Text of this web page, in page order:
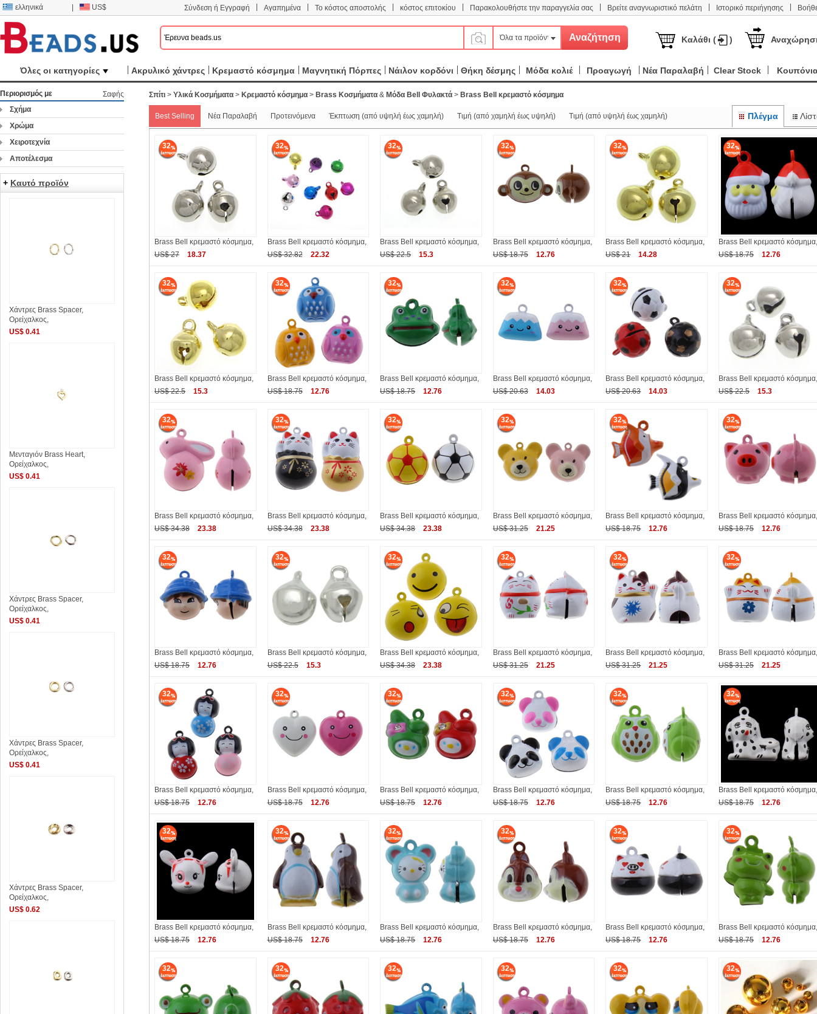
ελληνικά US$ Σύνδεση ή Εγγραφή Αγαπημένα Το κόστος αποστολής κόστος επιτοκίου Παρακολουθήστε την παραγγελία σας Βρείτε αναγνωριστικό πελάτη Ιστορικό περιήγησης
Όλα τα προϊόντα Καλάθι ( )
Όλες οι κατηγορίες Ακρυλικό χάντρες Κρεμαστό κόσμημα Μαγνητική Πόρπες Νάιλον κορδόνι Θήκη δέσμης Μόδα κολιέ Προαγωγή Νέα Παραλαβή Clear Stock
Σπίτι> Υλικά Κοσμήματα> Κρεμαστό κόσμημα> Brass Κοσμήματα& Μόδα Bell Φυλακτά> Brass Bell κρεμαστό κόσμημα
Best Selling Νέα Παραλαβή Προτεινόμενα Έκπτωση (από υψηλή έως χαμηλή) Τιμή (από χαμηλή έως υψηλή) Τιμή (από υψηλή έως χαμηλή) Πλέγμα
32
Brass Bell κρεμαστό κόσμημα,
US$ 27
18.37
32
Brass Bell κρεμαστό κόσμημα,
US$ 32.82
22.32
32
Brass Bell κρεμαστό κόσμημα,
US$ 22.5
15.3
32
Brass Bell κρεμαστό κόσμημα,
US$ 18.75
12.76
32
Brass Bell κρεμαστό κόσμημα,
US$ 21
14.28
32
Brass Bell κρεμαστό κόσμημα,
US$ 18.75
12.76
32
Brass Bell κρεμαστό κόσμημα,
US$ 22.5
15.3
32
Brass Bell κρεμαστό κόσμημα,
US$ 18.75
12.76
32
Brass Bell κρεμαστό κόσμημα,
US$ 18.75
12.76
32
Brass Bell κρεμαστό κόσμημα,
US$ 20.63
14.03
32
Brass Bell κρεμαστό κόσμημα,
US$ 20.63
14.03
32
Brass Bell κρεμαστό κόσμημα,
US$ 22.5
15.3
32
Brass Bell κρεμαστό κόσμημα,
US$ 34.38
23.38
32
Brass Bell κρεμαστό κόσμημα,
US$ 34.38
23.38
32
Brass Bell κρεμαστό κόσμημα,
US$ 34.38
23.38
32
Brass Bell κρεμαστό κόσμημα,
US$ 31.25
21.25
32
Brass Bell κρεμαστό κόσμημα,
US$ 18.75
12.76
32
Brass Bell κρεμαστό κόσμημα,
US$ 18.75
12.76
32
Brass Bell κρεμαστό κόσμημα,
US$ 18.75
12.76
32
Brass Bell κρεμαστό κόσμημα,
US$ 22.5
15.3
32
Brass Bell κρεμαστό κόσμημα,
US$ 34.38
23.38
32
Brass Bell κρεμαστό κόσμημα,
US$ 31.25
21.25
32
Brass Bell κρεμαστό κόσμημα,
US$ 31.25
21.25
32
Brass Bell κρεμαστό κόσμημα,
US$ 31.25
21.25
32
Brass Bell κρεμαστό κόσμημα,
US$ 18.75
12.76
32
Brass Bell κρεμαστό κόσμημα,
US$ 18.75
12.76
32
Brass Bell κρεμαστό κόσμημα,
US$ 18.75
12.76
32
Brass Bell κρεμαστό κόσμημα,
US$ 18.75
12.76
32
Brass Bell κρεμαστό κόσμημα,
US$ 18.75
12.76
32
Brass Bell κρεμαστό κόσμημα,
US$ 18.75
12.76
32
Brass Bell κρεμαστό κόσμημα,
US$ 18.75
12.76
32
Brass Bell κρεμαστό κόσμημα,
US$ 18.75
12.76
32
Brass Bell κρεμαστό κόσμημα,
US$ 18.75
12.76
32
Brass Bell κρεμαστό κόσμημα,
US$ 18.75
12.76
32
Brass Bell κρεμαστό κόσμημα,
US$ 18.75
12.76
32
Brass Bell κρεμαστό κόσμημα,
US$ 18.75
12.76
32 32 32 32 32 32
Περιορισμός με
Σαφής
Σχήμα
Χρώμα
Χειροτεχνία
Αποτέλεσμα
+ Καυτό προϊόν
Χάντρες Brass Spacer,
Ορείχαλκος,
US$ 0.41
Μενταγιόν Brass Heart,
Ορείχαλκος,
US$ 0.41
Χάντρες Brass Spacer,
Ορείχαλκος,
US$ 0.41
Χάντρες Brass Spacer,
Ορείχαλκος,
US$ 0.41
Χάντρες Brass Spacer,
Ορείχαλκος,
US$ 0.62